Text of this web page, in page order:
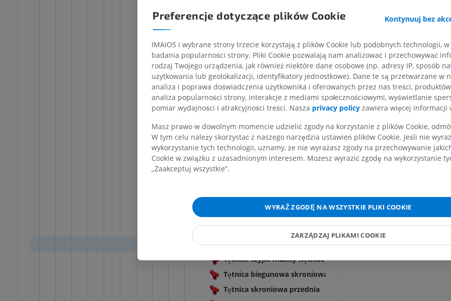
Część skalista
Część mózgowa
Tętnica oczna
Tętnica przysadkowa górna
Tętnica łącząca tylna
Tętnica naczyniówkowa przednia
Tętnica hakowa
Gałęzie stoku
Gałąź oponowa
Tętnica przednia mózgu
Część klinowa (tętnicy środkowej mózgu)
Tętnica środkowa przednio-boczna
Gałęzie bliższe boczne prążkowia
Gałęzie dalsze boczne prążkowia
Tętnice szyjki macicy ,tętnice centralne przednio-boczne
Tętnica biegunowa skroniowa
Tętnica skroniowa przednia
Badanie TK stawu
skokowego i stopy
RM
RTG kończyny górnej
Radiografia
PREMIUM
Kończyna górna
Ilustracje
Arteriografia kończyny
górnej
Projekt Obrazowanie
Człowieka
kolanowego
PREMIUM
Artrografia TK
Artrogram TK
PREMIUM
RM
PREMIUM
RM
Obraz CTA
Tętnice i kości
Preferencje dotyczące plików Cookie Kontynuuj bez
IMAIOS i wybrane strony trzecie korzystają z plików Cookie lub podobnych technologii,
badania popularności strony. Pliki Cookie pozwalają nam analizować i przechowywać
rodzaj Twojego urządzenia, jak również niektóre dane osobowe (np. adresy IP, sposób
użytkowania lub geolokalizacji, identyfikatory jednostkowe). Dane te są przetwarzane w
analiza i poprawa doświadczenia użytkownika i oferowanych przez nas treści,
analiza popularności strony, interakcje z mediami społecznościowymi, wyświetlanie
pomiar wydajności i atrakcyjności treści. Nasza privacy policy zawiera więcej informacji
Masz prawo w dowolnym momencie udzielić zgody na korzystanie z plików Cookie,
W tym celu należy skorzystać z naszego narzędzia ustawień plików Cookie. Jeśli nie
wykorzystanie tych technologii, uznamy, że nie wyrażasz zgody na przechowywanie
Cookie w związku z uzasadnionym interesem. Możesz wyrazić zgodę na wykorzystanie
„Zaakceptuj wszystkie”.
WYRAŹ ZGODĘ NA WSZYSTKIE PLIKI COOKIE
ZARZĄDZAJ PLIKAMI COOKIE